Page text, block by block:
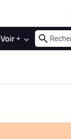
Voir +